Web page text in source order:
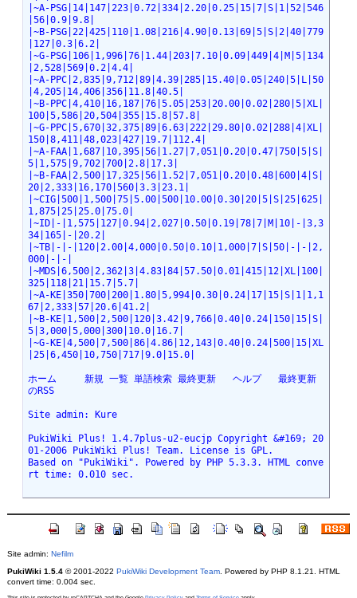
|~A-PSG|14|147|223|0.72|334|2.20|0.25|15|7|S|1|52|546
|56|0.9|9.8|
|~B-PSG|22|425|110|1.08|216|4.90|0.13|69|5|S|2|40|779
|127|0.3|6.2|
|~G-PSG|106|1,996|76|1.44|203|7.10|0.09|449|4|M|5|134
|2,528|569|0.2|4.4|
|~A-PPC|2,835|9,712|89|4.39|285|15.40|0.05|240|5|L|50
|4,205|14,406|356|11.8|40.5|
|~B-PPC|4,410|16,187|76|5.05|253|20.00|0.02|280|5|XL|
100|5,586|20,504|355|15.8|57.8|
|~G-PPC|5,670|32,375|89|6.63|222|29.80|0.02|288|4|XL|
150|8,411|48,023|427|19.7|112.4|
|~A-FAA|1,687|10,395|56|1.27|7,051|0.20|0.47|750|5|S|
5|1,575|9,702|700|2.8|17.3|
|~B-FAA|2,500|17,325|56|1.52|7,051|0.20|0.48|600|4|S|
20|2,333|16,170|560|3.3|23.1|
|~CIG|500|1,500|75|5.00|500|10.00|0.30|20|5|S|25|625|
1,875|25|25.0|75.0|
|~ID|-|1,575|127|0.94|2,027|0.50|0.19|78|7|M|10|-|3,3
34|165|-|20.2|
|~TB|-|-|120|2.00|4,000|0.50|0.10|1,000|7|S|50|-|-|2,
000|-|-|
|~MDS|6,500|2,362|3|4.83|84|57.50|0.01|415|12|XL|100|
325|118|21|15.7|5.7|
|~A-KE|350|700|200|1.80|5,994|0.30|0.24|17|15|S|1|1,1
67|2,333|57|20.6|41.2|
|~B-KE|1,500|2,500|120|3.42|9,766|0.40|0.24|150|15|S|
5|3,000|5,000|300|10.0|16.7|
|~G-KE|4,500|7,500|86|4.86|12,143|0.40|0.24|500|15|XL
|25|6,450|10,750|717|9.0|15.0|
ホーム     新規 一覧 単語検索 最終更新   ヘルプ   最終更新
のRSS
Site admin: Kure
PukiWiki Plus! 1.4.7plus-u2-eucjp Copyright &#169; 20
01-2006 PukiWiki Plus! Team. License is GPL.
Based on "PukiWiki". Powered by PHP 5.3.3. HTML conve
rt time: 0.010 sec.
Site admin: Nefilm
PukiWiki 1.5.4© 2001-2022 PukiWiki Development Team. Powered by PHP 8.1.21. HTML
convert time: 0.004 sec.